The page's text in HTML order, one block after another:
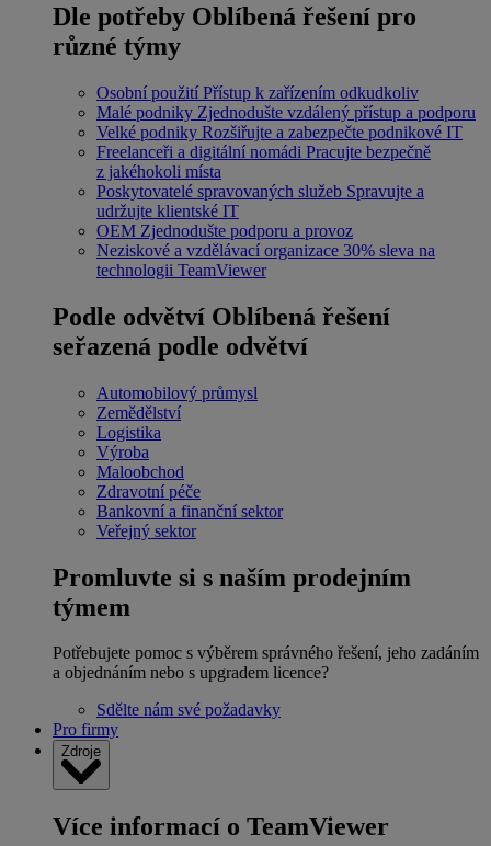
Dle potřeby Oblíbená řešení pro
různé týmy
Osobní použití Přístup k zařízením odkudkoliv
Malé podniky Zjednodušte vzdálený přístup a podporu
Velké podniky Rozšiřujte a zabezpečte podnikové IT
Freelanceři a digitální nomádi Pracujte bezpečně
z jakéhokoli místa
Poskytovatelé spravovaných služeb Spravujte a
udržujte klientské IT
OEM Zjednodušte podporu a provoz
Neziskové a vzdělávací organizace 30% sleva na
technologii TeamViewer
Podle odvětví Oblíbená řešení
seřazená podle odvětví
Automobilový průmysl
Zemědělství
Logistika
Výroba
Maloobchod
Zdravotní péče
Bankovní a finanční sektor
Veřejný sektor
Promluvte si s naším prodejním
týmem
Potřebujete pomoc s výběrem správného řešení, jeho zadáním
a objednáním nebo s upgradem licence?
Sdělte nám své požadavky
Pro firmy
Zdroje
Více informací o TeamViewer